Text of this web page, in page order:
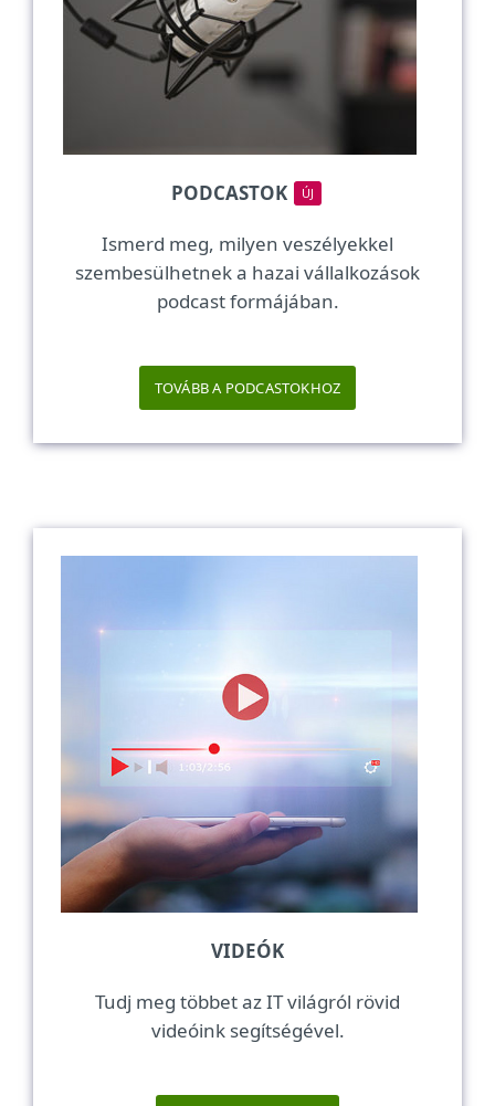
PODCASTOK ÚJ
Ismerd meg, milyen veszélyekkel
szembesülhetnek a hazai vállalkozások
podcast formájában.
TOVÁBB A PODCASTOKHOZ
VIDEÓK
Tudj meg többet az IT világról rövid
videóink segítségével.